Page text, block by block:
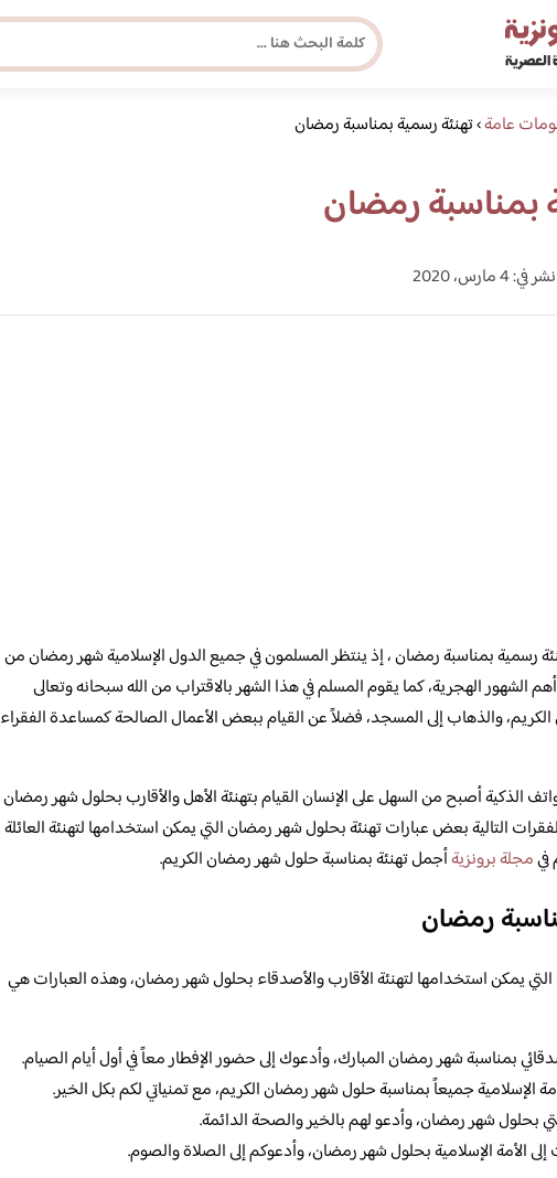
مجلة برونزية للفتاة العصرية عامة›تهنئة رسمية بمناسبة رمضان
بمناسبة رمضان
نشر في: 4 مارس، 2020
رسمية بمناسبة رمضان ، إذ ينتظر المسلمون في جميع الدول الإسلامية شهر رمضان من
الشهور الهجرية، كما يقوم المسلم في هذا الشهر بالاقتراب من الله سبحانه وتعالى
الكريم، والذهاب إلى المسجد، فضلاً عن القيام ببعض الأعمال الصالحة كمساعدة الفقراء
الذكية أصبح من السهل على الإنسان القيام بتهنئة الأهل والأقارب بحلول شهر رمضان
التالية بعض عبارات تهنئة بحلول شهر رمضان التي يمكن استخدامها لتهنئة العائلة
فيمجلة برونزيةأجمل تهنئة بمناسبة حلول شهر رمضان الكريم.
رمضان
يمكن استخدامها لتهنئة الأقارب والأصدقاء بحلول شهر رمضان، وهذه العبارات هي
بمناسبة شهر رمضان المبارك، وأدعوك إلى حضور الإفطار معاً في أول أيام الصيام.
الإسلامية جميعاً بمناسبة حلول شهر رمضان الكريم، مع تمنياتي لكم بكل الخير.
بحلول شهر رمضان، وأدعو لهم بالخير والصحة الدائمة.
الأمة الإسلامية بحلول شهر رمضان، وأدعوكم إلى الصلاة والصوم.